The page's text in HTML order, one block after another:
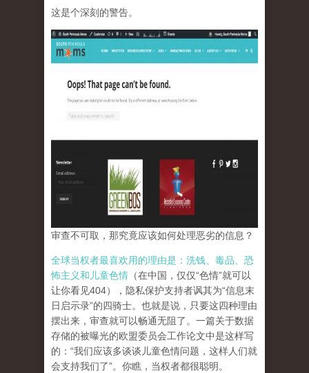
这是个深刻的警告。
审查不可取，那究竟应该如何处理恶劣的信息？
全球当权者最喜欢用的理由是：洗钱、毒品、恐
怖主义和儿童色情 （在中国，仅仅“色情”就可以
让你看见404），隐私保护支持者讽其为“信息末
日启示录”的四骑士。也就是说，只要这四种理由
摆出来，审查就可以畅通无阻了。一篇关于数据
存储的被曝光的欧盟委员会工作论文中是这样写
的：“我们应该多谈谈儿童色情问题，这样人们就
会支持我们了”。你瞧，当权者都很聪明。